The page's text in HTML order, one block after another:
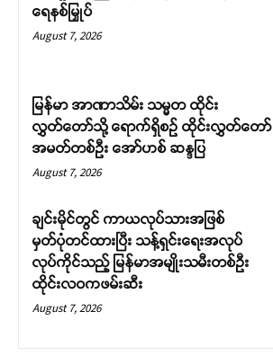
ရေနစ်မြှုပ်
August 7, 2026
မြန်မာ အာဏာသိမ်း သမ္မတ ထိုင်း
လွှတ်တော်သို့ ရောက်ရှိစဉ် ထိုင်းလွှတ်တော်
အမတ်တစ်ဦး အော်ဟစ် ဆန္ဒပြ
August 7, 2026
ချင်းမိုင်တွင် ကာယလုပ်သားအဖြစ်
မှတ်ပုံတင်ထားပြီး သန့်ရှင်းရေးအလုပ်
လုပ်ကိုင်သည့် မြန်မာအမျိုးသမီးတစ်ဦး
ထိုင်းလဝကဖမ်းဆီး
August 7, 2026